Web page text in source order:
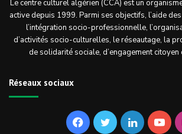
Le centre culturel algérien (CCA) est un
active depuis 1999. Parmi ses objectifs, l’aide
l’intégration socio-professionnelle,
d’activités socio-culturelles, le réseautage, la
de solidarité sociale, d’engagement citoyen
Réseaux sociaux
FacebookTwitterLinkedin